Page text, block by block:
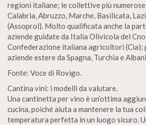
regioni italiane; le collettive più numerose
Calabria, Abruzzo, Marche, Basilicata,
(Assoprol). Molto qualificata anche la
aziende guidate da Italia Olivicola del
Confederazione italiana agricoltori (Cia);
aziende estere da Spagna, Turchia e
Fonte: Voce di Rovigo.
Cantina vini: i modelli da valutare.
Una cantinetta per vino è un’ottima
cucina, poiché aiuta a mantenere la tua
temperatura perfetta in un luogo sicuro.